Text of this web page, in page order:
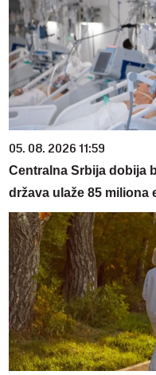
05. 08. 2026 11:59
Centralna Srbija dobija
država ulaže 85 miliona